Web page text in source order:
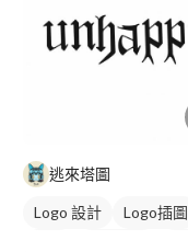
逃來塔圖
Logo 設計
Logo插圖